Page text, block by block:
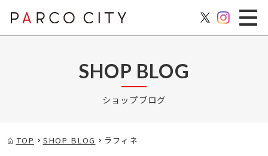
SHOP BLOG
ショップブログ
TOP SHOP BLOG ラフィネ